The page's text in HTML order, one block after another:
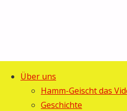
Über uns
Hamm-Geischt das
Geschichte
Start
Allgemein
Beizenabend